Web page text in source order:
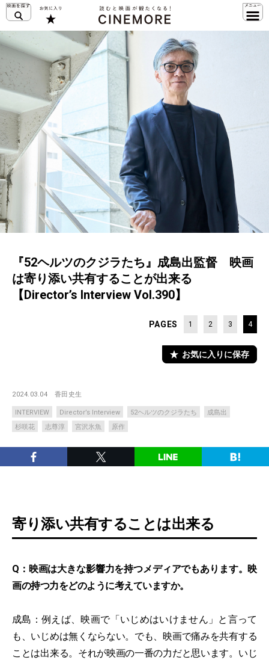
『52ヘルツのクジラたち』成島出監督 映画
は寄り添い共有することが出来る
【Director’s Interview Vol.390】
PAGES 1 2 3 4
お気に入りに保存
2024.03.04 香田史生
INTERVIEW Director’s Interview 52ヘルツのクジラたち
成島出
杉咲花
志尊淳 宮沢氷魚 原作
寄り添い共有することは出来る
Q：映画は大きな影響力を持つメディアでもあります。映
画の持つ力をどのように考えていますか。
成島：例えば、映画で「いじめはいけません」と言って
も、いじめは無くならない。でも、映画で痛みを共有する
ことは出来る。それが映画の一番の力だと思います。いじ